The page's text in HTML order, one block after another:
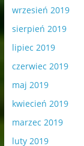
wrzesień 2019
sierpień 2019
lipiec 2019
czerwiec 2019
maj 2019
kwiecień 2019
marzec 2019
luty 2019